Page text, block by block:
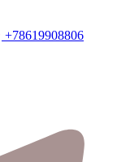
+78619908806